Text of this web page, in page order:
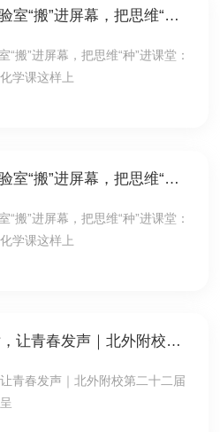
探课 | 把实验室“搬”进屏幕，把思维“种”进课堂：北外附校初三化学课这样上
“搬”进屏幕，把思维“种”进课堂：
学课这样上
探课 | 把实验室“搬”进屏幕，把思维“种”进课堂：北外附校初三化学课这样上
“搬”进屏幕，把思维“种”进课堂：
学课这样上
与世界对话，让青春发声｜北外附校第二十二届外语节亮点纷呈
青春发声｜北外附校第二十二届